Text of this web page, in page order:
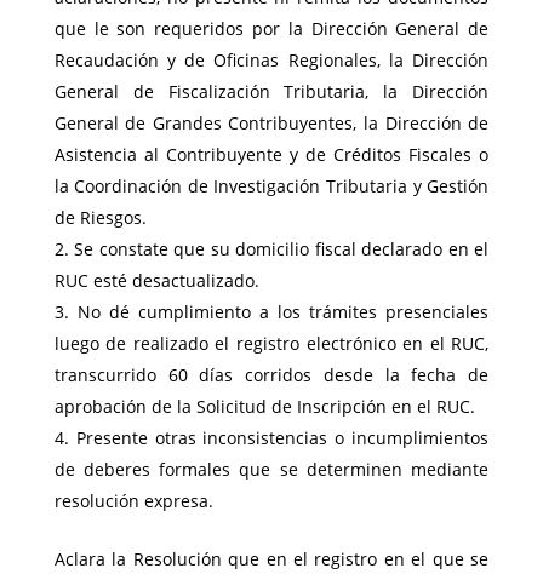
que le son requeridos por la Dirección General de
Recaudación y de Oficinas Regionales, la Dirección
General de Fiscalización Tributaria, la Dirección
General de Grandes Contribuyentes, la Dirección de
Asistencia al Contribuyente y de Créditos Fiscales o
la Coordinación de Investigación Tributaria y Gestión
de Riesgos.
Se constate que su domicilio fiscal declarado en el
RUC esté desactualizado.
No dé cumplimiento a los trámites presenciales
luego de realizado el registro electrónico en el RUC,
transcurrido 60 días corridos desde la fecha de
aprobación de la Solicitud de Inscripción en el RUC.
Presente otras inconsistencias o incumplimientos
de deberes formales que se determinen mediante
resolución expresa.
Aclara la Resolución que en el registro en el que se